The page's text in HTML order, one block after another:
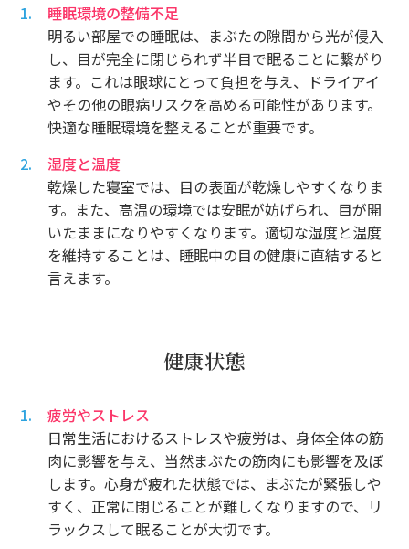
睡眠環境の整備不足
明るい部屋での睡眠は、まぶたの隙間から光が侵入
し、目が完全に閉じられず半目で眠ることに繋がり
ます。これは眼球にとって負担を与え、ドライアイ
やその他の眼病リスクを高める可能性があります。
快適な睡眠環境を整えることが重要です。
湿度と温度
乾燥した寝室では、目の表面が乾燥しやすくなりま
す。また、高温の環境では安眠が妨げられ、目が開
いたままになりやすくなります。適切な湿度と温度
を維持することは、睡眠中の目の健康に直結すると
言えます。
健康状態
疲労やストレス
日常生活におけるストレスや疲労は、身体全体の筋
肉に影響を与え、当然まぶたの筋肉にも影響を及ぼ
します。心身が疲れた状態では、まぶたが緊張しや
すく、正常に閉じることが難しくなりますので、リ
ラックスして眠ることが大切です。